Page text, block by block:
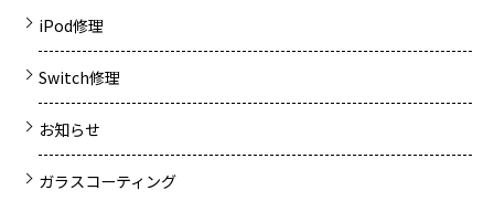
iPod修理
Switch修理
お知らせ
ガラスコーティング